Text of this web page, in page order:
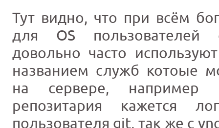
Тут видно, что при всём
для OS пользователей
довольно часто
названием служб котоые
на сервере, например
репозитария кажется
пользователя git, так же с